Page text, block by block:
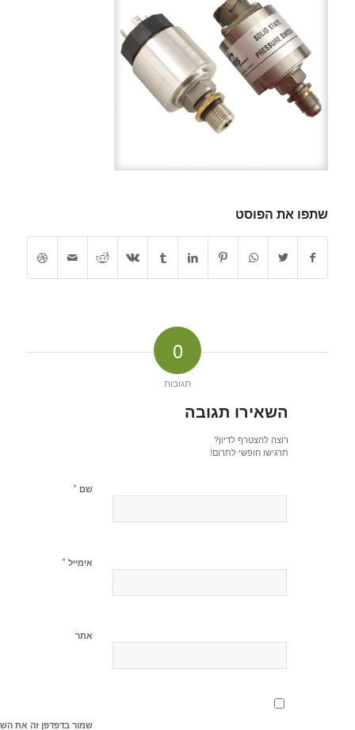
שתפו את הפוסט
0
תגובות
השאירו תגובה
רוצה להצטרף לדיון?
תרגישו חופשי לתרום!
שם *
אימייל *
אתר
שמור בדפדפן זה את